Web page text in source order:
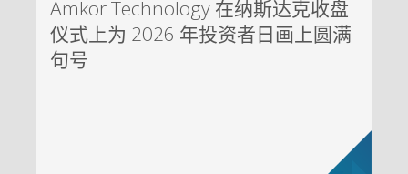
Amkor Technology 在纳斯达克收盘
仪式上为 2026 年投资者日画上圆满
句号